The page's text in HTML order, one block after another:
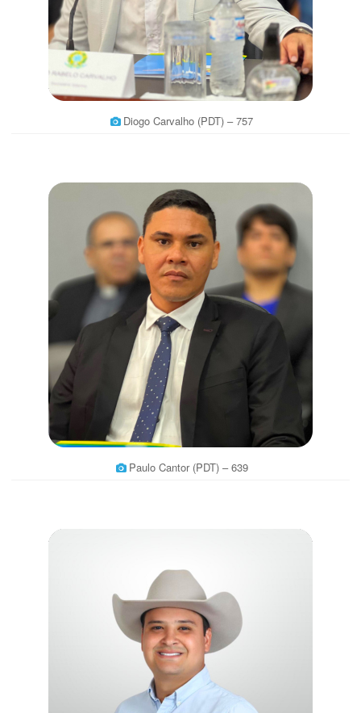
Diogo Carvalho (PDT) – 757
Paulo Cantor (PDT) – 639